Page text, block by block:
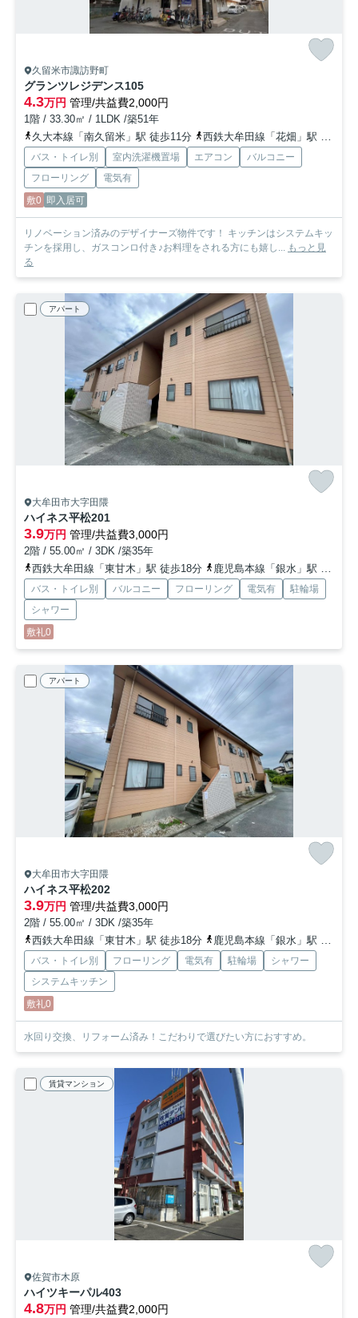
久留米市諏訪野町
グランツレジデンス105
4.3万円 管理/共益費2,000円
1階 / 33.30㎡ / 1LDK /築51年
久大本線「南久留米」駅 徒歩11分
西鉄大牟田線「花畑」駅 徒歩13分
バス・トイレ別 室内洗濯機置場 エアコン
バルコニー
フローリング
電気有
敷0 即入居可
リノベーション済みのデザイナーズ物件です！ キッチンはシステムキッ
チンを採用し、ガスコンロ付き♪お料理をされる方にも嬉し... もっと見
る
アパート
大牟田市大字田隈
ハイネス平松201
3.9万円 管理/共益費3,000円
2階 / 55.00㎡ / 3DK /築35年
西鉄大牟田線「東甘木」駅 徒歩18分
鹿児島本線「銀水」駅 徒歩19分
バス・トイレ別 バルコニー フローリング 電気有
駐輪場
シャワー
敷礼0
アパート
大牟田市大字田隈
ハイネス平松202
3.9万円 管理/共益費3,000円
2階 / 55.00㎡ / 3DK /築35年
西鉄大牟田線「東甘木」駅 徒歩18分
鹿児島本線「銀水」駅 徒歩19分
バス・トイレ別 フローリング 電気有 駐輪場
シャワー
システムキッチン
敷礼0
水回り交換、リフォーム済み！こだわりで選びたい方におすすめ。
賃貸マンション
佐賀市木原
ハイツキーパル403
4.8万円 管理/共益費2,000円